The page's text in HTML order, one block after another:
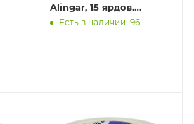
Alingar, 15 ярдов.
AL1754
Есть в наличии: 96